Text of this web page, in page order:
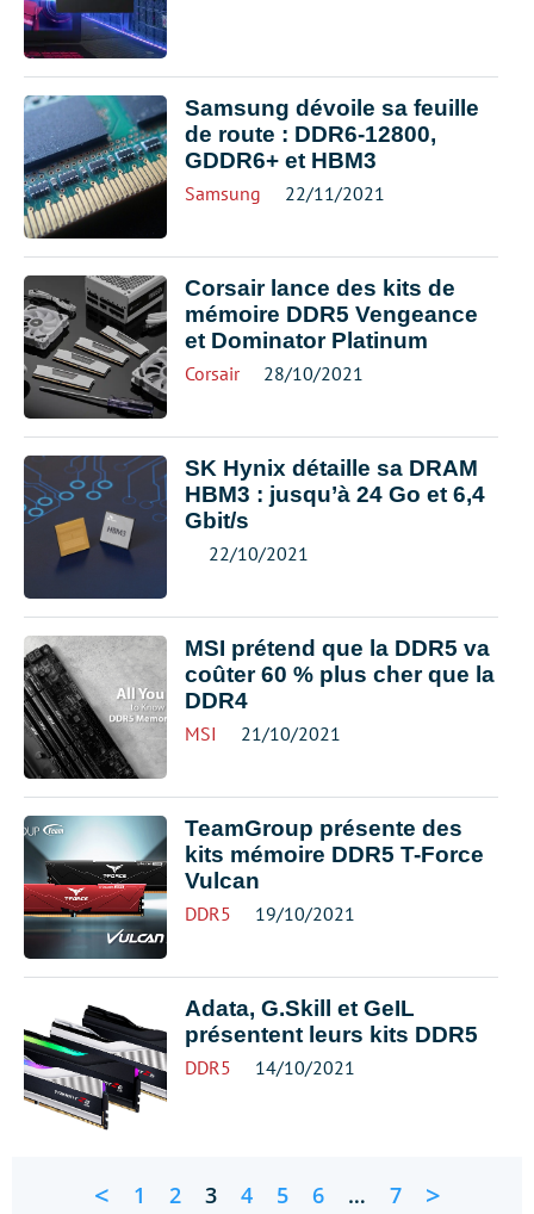
Samsung dévoile sa feuille
de route : DDR6-12800,
GDDR6+ et HBM3
Samsung 22/11/2021
Corsair lance des kits de
mémoire DDR5 Vengeance
et Dominator Platinum
Corsair 28/10/2021
SK Hynix détaille sa DRAM
HBM3 : jusqu’à 24 Go et 6,4
Gbit/s
22/10/2021
MSI prétend que la DDR5 va
coûter 60 % plus cher que la
DDR4
MSI 21/10/2021
TeamGroup présente des
kits mémoire DDR5 T-Force
Vulcan
DDR5 19/10/2021
Adata, G.Skill et GeIL
présentent leurs kits DDR5
DDR5 14/10/2021
< 1 2 3 4 5 6 … 7 >